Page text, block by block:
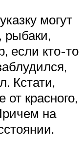
могут
рыбаки,
если кто-то
Кстати,
красного,
на